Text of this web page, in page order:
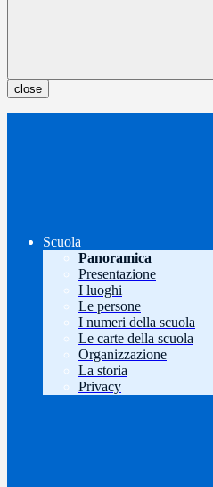
close
Scuola
Panoramica
Presentazione
I luoghi
Le persone
I numeri della scuola
Le carte della scuola
Organizzazione
La storia
Privacy